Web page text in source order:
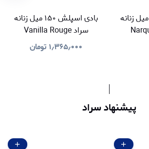
بادی اسپلش ۱۵۰ میل زنانه
بادی اسپلش ۱۵۰ میل زنانه
سراد Vanilla Rouge
۱٫۳۶۵٫۰۰۰ تومان
پیشنهاد سراد